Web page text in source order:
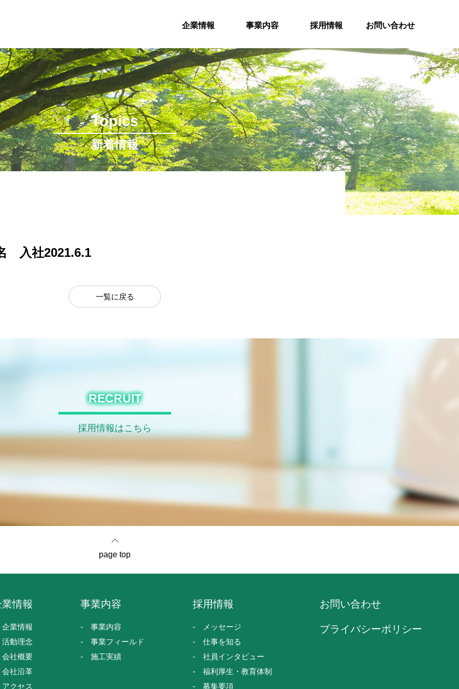
お問い合わせ
採用情報
事業内容
企業情報
Topics
新着情報
入社2021.6.1
一覧に戻る
RECRUIT
採用情報はこちら
page top
情報
企業情報
活動理念
会社概要
会社沿革
アクセス
事業内容
事業内容
事業フィールド
施工実績
採用情報
メッセージ
仕事を知る
社員インタビュー
福利厚生・教育体制
募集要項
お問い合わせ
プライバシーポリシー